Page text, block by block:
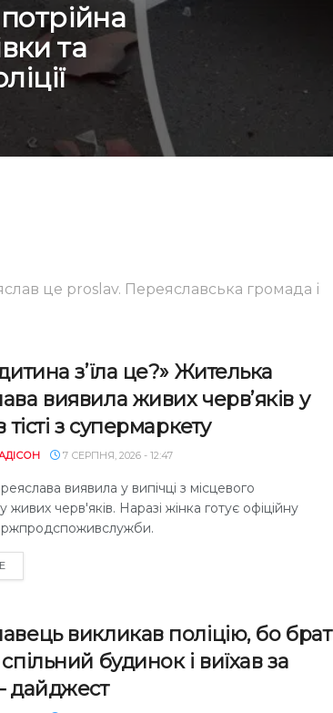
та
це proslav. Переяславська громада і
з’їла це?» Жителька
виявила живих черв’яків у
тісті з супермаркету
7 СЕРПНЯ, 2026 - 12:47
виявила у випічці з місцевого
живих черв'яків. Наразі жінка готує офіційну
DETAILS
викликав поліцію, бо брат
будинок і виїхав за
дайджест